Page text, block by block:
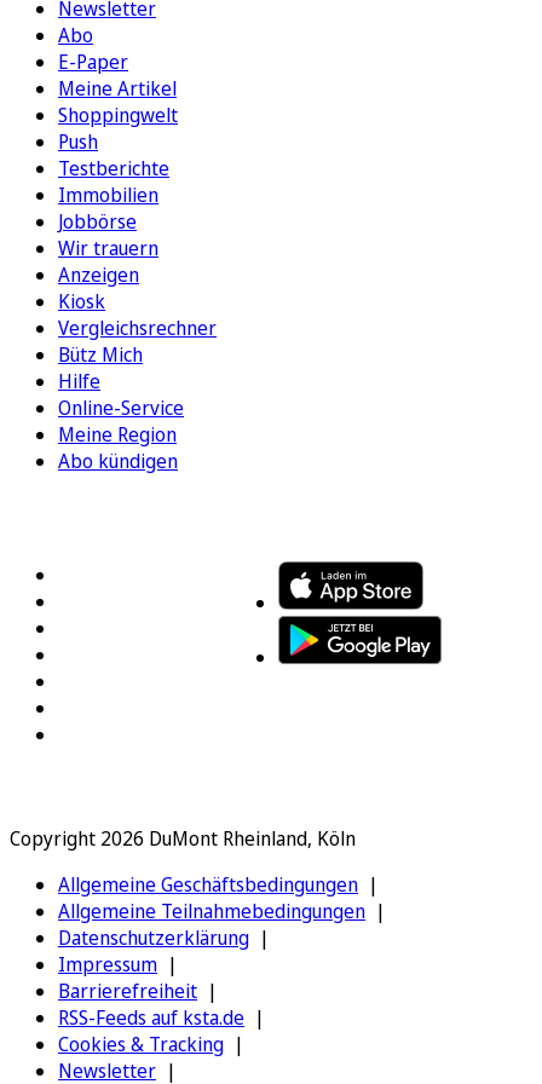
Newsletter
Abo
E-Paper
Meine Artikel
Shoppingwelt
Push
Testberichte
Immobilien
Jobbörse
Wir trauern
Anzeigen
Kiosk
Vergleichsrechner
Bütz Mich
Hilfe
Online-Service
Meine Region
Abo kündigen
Copyright 2026 DuMont Rheinland, Köln
Allgemeine Geschäftsbedingungen
Allgemeine Teilnahmebedingungen
Datenschutzerklärung
Impressum
Barrierefreiheit
RSS-Feeds auf ksta.de
Cookies & Tracking
Newsletter